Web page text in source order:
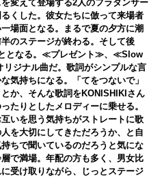
変えて登場する2人のフラダンサー
くした。彼女たちに倣って来場者
場面となる。まるで夏の夕方に潮
のステージが終わる。そして後
となる。≪プレゼント≫、≪Slow
ジナル曲だ。歌詞がシンプルな言
気持ちになる。「てをつないで」
か、そんな歌詞をKONISHIKIさん
たりとしたメロディーに乗せる。
いを思う気持ちがストレートに歌
を大切にしてきただろうか、と自
ちで聞いているのだろうと気にな
で満場。年配の方も多く、男女比
受け取りながら、じっとステージ